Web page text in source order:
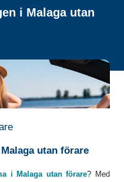
i Malaga utan
utan förare
i Malaga utan förare? Med